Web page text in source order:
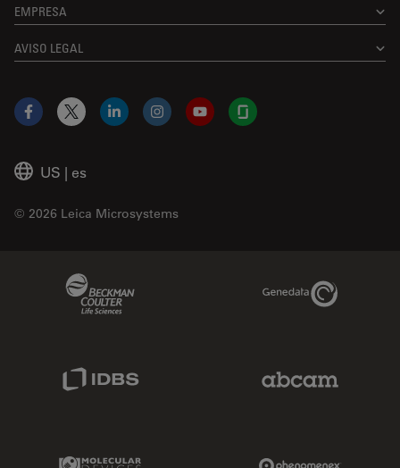
EMPRESA
AVISO LEGAL
US | es
© 2026 Leica Microsystems
Facebook
X LinkedInInstagramYouTubeGlassdoor
Genedata Link
Molecular Devices Link